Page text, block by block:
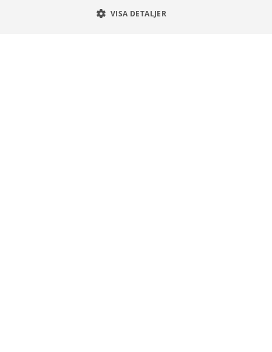
VISA DETALJER